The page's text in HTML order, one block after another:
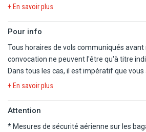
- Chambres communicantes, sur demande
- Hôtel non adapté aux personnes à
demandée à l'arrivée, payable par espèce.
- Prêt de serviette.
- L'hôtel a été entièrement renouvelé.
Info vérité : l'hôtel a une classification
locales), mais nous le considérons comme
bons services.
https://diplomatie.belgium.be/fr/
+ En savoir plus
Pour info
Tous horaires de vols communiqués
convocation ne peuvent l'être qu'à titre
Dans tous les cas, il est impératif que
de la convocation comprenant les horaires
Nous ne pourrons être tenus responsables
Nous vous informons que, pour ce séjour,
+ En savoir plus
Attention
* Mesures de sécurité aérienne sur les